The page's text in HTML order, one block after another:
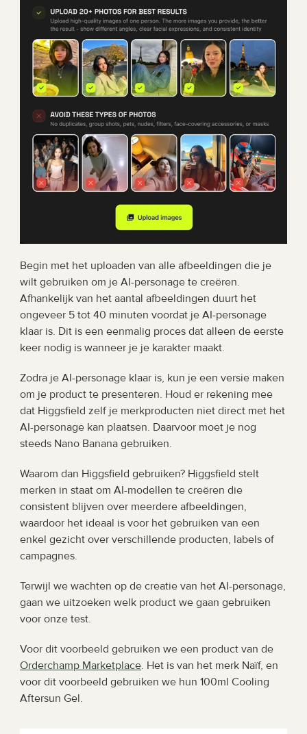
Begin met het uploaden van alle afbeeldingen die je
wilt gebruiken om je AI-personage te creëren.
Afhankelijk van het aantal afbeeldingen duurt het
ongeveer 5 tot 40 minuten voordat je AI-personage
klaar is. Dit is een eenmalig proces dat alleen de eerste
keer nodig is wanneer je je karakter maakt.
Zodra je AI-personage klaar is, kun je een versie maken
om je product te presenteren. Houd er rekening mee
dat Higgsfield zelf je merkproducten niet direct met het
AI-personage kan plaatsen. Daarvoor moet je nog
steeds Nano Banana gebruiken.
Waarom dan Higgsfield gebruiken? Higgsfield stelt
merken in staat om AI-modellen te creëren die
consistent blijven over meerdere afbeeldingen,
waardoor het ideaal is voor het gebruiken van een
enkel gezicht over verschillende producten, labels of
campagnes.
Terwijl we wachten op de creatie van het AI-personage,
gaan we uitzoeken welk product we gaan gebruiken
voor onze test.
Orderchamp Marketplace. Het is van het merk Naïf, en
voor dit voorbeeld gebruiken we hun 100ml Cooling
Aftersun Gel.